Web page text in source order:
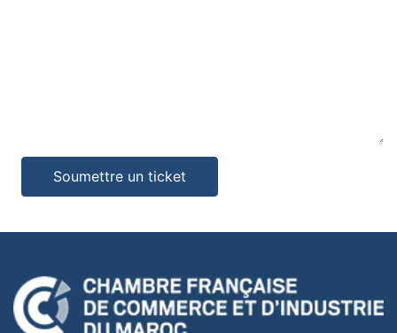
Soumettre un ticket